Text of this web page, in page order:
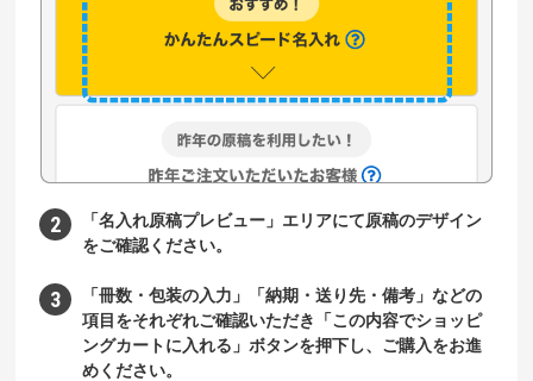
「名入れ原稿プレビュー」エリアにて原稿のデザイン
をご確認ください。
「冊数・包装の入力」「納期・送り先・備考」などの
項目をそれぞれご確認いただき「この内容でショッピ
ングカートに入れる」ボタンを押下し、ご購入をお進
めください。